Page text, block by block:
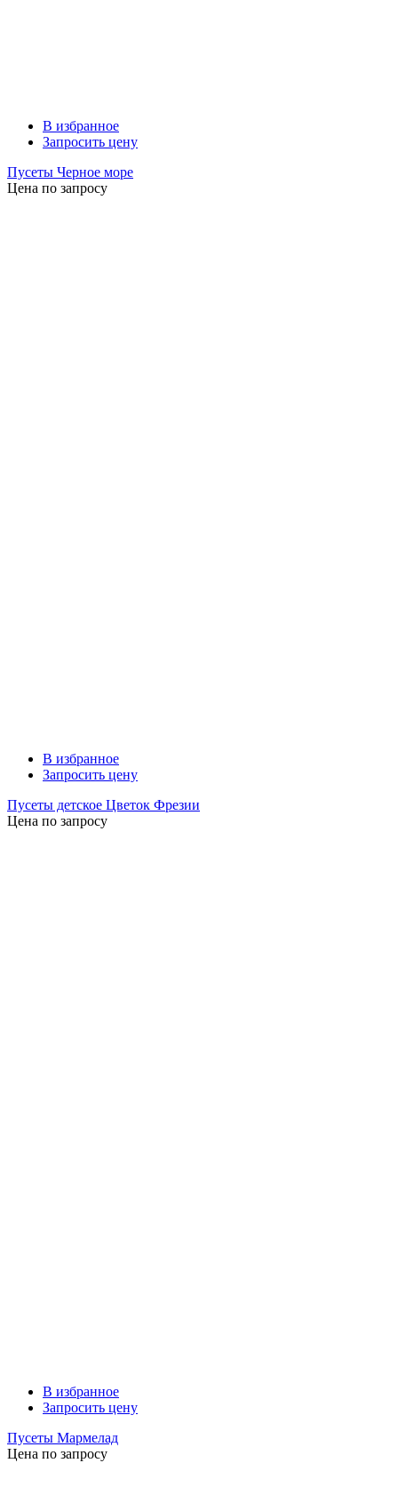
В избранное
Запросить цену
Пусеты Черное море
Цена по запросу
В избранное
Запросить цену
Пусеты детское Цветок Фрезии
Цена по запросу
В избранное
Запросить цену
Пусеты Мармелад
Цена по запросу